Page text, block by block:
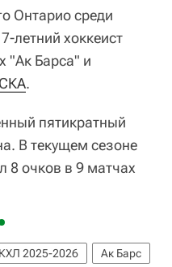
Онтарио среди
летний хоккеист
"Ак Барса" и
.
пятикратный
В текущем сезоне
8 очков в 9 матчах
КХЛ 2025-2026 Ак Барс